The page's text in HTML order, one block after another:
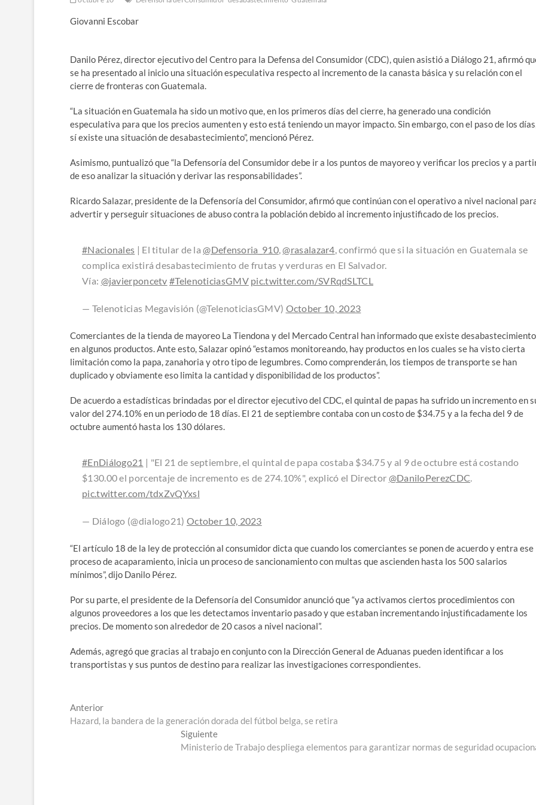
Giovanni Escobar
Danilo Pérez, director ejecutivo del Centro para la Defensa del Consumidor (CDC), quien asistió a Diálogo 21, afirmó
se ha presentado al inicio una situación especulativa respecto al incremento de la canasta básica y su relación con el
cierre de fronteras con Guatemala.
“La situación en Guatemala ha sido un motivo que, en los primeros días del cierre, ha generado una condición
especulativa para que los precios aumenten y esto está teniendo un mayor impacto. Sin embargo, con el paso de los
sí existe una situación de desabastecimiento”, mencionó Pérez.
Asimismo, puntualizó que “la Defensoría del Consumidor debe ir a los puntos de mayoreo y verificar los precios y a
de eso analizar la situación y derivar las responsabilidades”.
Ricardo Salazar, presidente de la Defensoría del Consumidor, afirmó que continúan con el operativo a nivel nacional
advertir y perseguir situaciones de abuso contra la población debido al incremento injustificado de los precios.
#Nacionales | El titular de la@Defensoria_910,@rasalazar4, confirmó que si la situación en Guatemala se
complica existirá desabastecimiento de frutas y verduras en El Salvador.
Vía: @javierponcetv #TelenoticiasGMV pic.twitter.com/SVRqdSLTCL
— Telenoticias Megavisión (@TelenoticiasGMV) October 10, 2023
Comerciantes de la tienda de mayoreo La Tiendona y del Mercado Central han informado que existe desabastecimiento
en algunos productos. Ante esto, Salazar opinó “estamos monitoreando, hay productos en los cuales se ha visto cierta
limitación como la papa, zanahoria y otro tipo de legumbres. Como comprenderán, los tiempos de transporte se han
duplicado y obviamente eso limita la cantidad y disponibilidad de los productos”.
De acuerdo a estadísticas brindadas por el director ejecutivo del CDC, el quintal de papas ha sufrido un incremento en
valor del 274.10% en un periodo de 18 días. El 21 de septiembre contaba con un costo de $34.75 y a la fecha del 9 de
octubre aumentó hasta los 130 dólares.
#EnDiálogo21 | "El 21 de septiembre, el quintal de papa costaba $34.75 y al 9 de octubre está costando
$130.00 el porcentaje de incremento es de 274.10%", explicó el Director @DaniloPerezCDC.
pic.twitter.com/tdxZvQYxsl
— Diálogo (@dialogo21) October 10, 2023
“El artículo 18 de la ley de protección al consumidor dicta que cuando los comerciantes se ponen de acuerdo y entra ese
proceso de acaparamiento, inicia un proceso de sancionamiento con multas que ascienden hasta los 500 salarios
mínimos”, dijo Danilo Pérez.
Por su parte, el presidente de la Defensoría del Consumidor anunció que “ya activamos ciertos procedimientos con
algunos proveedores a los que les detectamos inventario pasado y que estaban incrementando injustificadamente los
precios. De momento son alrededor de 20 casos a nivel nacional”.
Además, agregó que gracias al trabajo en conjunto con la Dirección General de Aduanas pueden identificar a los
transportistas y sus puntos de destino para realizar las investigaciones correspondientes.
Navegación
de
AnteriorEntrada
anterior:
Hazard, la bandera de la generación dorada del fútbol belga, se retira
SiguienteEntrada
siguiente:
Ministerio de Trabajo despliega elementos para garantizar normas de seguridad